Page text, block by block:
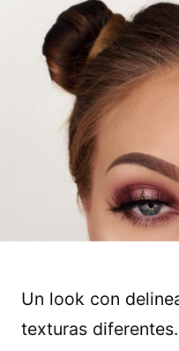
Un look con
texturas